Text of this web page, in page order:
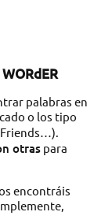
palabras en
o los tipo
otraspara
encontráis